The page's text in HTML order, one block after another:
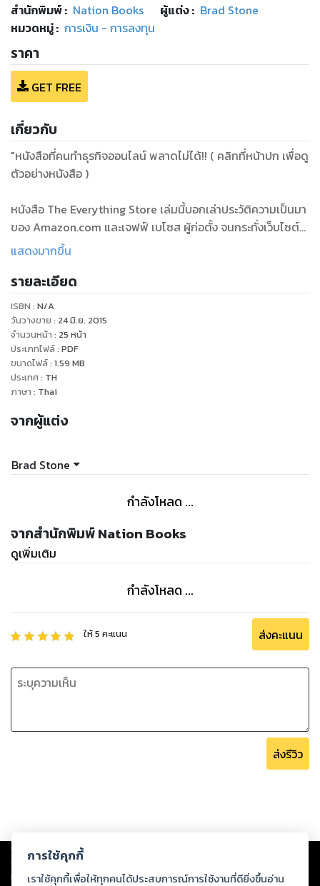
สำนักพิมพ์: Nation Books ผู้แต่ง : Brad Stone
หมวดหมู่: การเงิน - การลงทุน
ราคา
GET FREE
เกี่ยวกับ
"หนังสือที่คนทำธุรกิจออนไลน์ พลาดไม่ได้!! ( คลิกที่หน้าปก เพื่อดู
ตัวอย่างหนังสือ )
หนังสือ The Everything Store เล่มนี้บอกเล่าประวัติความเป็นมา
ของ Amazon.com และเจฟฟ์ เบโซส ผู้ก่อตั้ง จนกระทั่งเว็บไซต์
แห่งนี้กลายเป็นหนึ่งในบริษัทที่ทำรายได้ได้มากที่สุดในโลก The
2013 จากสถาบัน Financial Times and Goldman Sachs อีก
ทั้งยังติดอันดับหนังสือแห่งปีของอีกหลากหลายสถาบัน
ด้วยวิธีการดำเนินเรื่องที่น่าสนใจของผู้เขียน บวกกับบุคลิกอันโดด
เด่นของเจฟฟ์ เบโซส ทำให้หนังสือเล่มนี้มีทั้งสาระและความ
สนุกสนาน อีกทั้งยังได้เห็นวิธีการห้ำหั่นกันทางธุรกิจ และกลยุทธ์
การตลาดอีกหลายรูปแบบ ท่านผู้อ่านที่เคยประทับใจกับหนังสือ
ด้วยประการทั้งปวง
::::::::::::::::::::::::::::::::::::::::::::::::::::::::::::::::::::
Amazon ร้านออนไลน์ ยอดขายหมื่นล้าน!
หากพูดถึง Amazon เชื่อเหลือเกินว่า คุณอาจเคยซื้อของจากร้าน
ออนไลน์แห่งนี้กันบ้าง บางคนคิดว่าเว็บนี้ขายหนังสืออย่างเดียว
ทว่าการเติบโตอย่างรวดเร็วของ Amazon ทำให้ปัจจุบันพวกเขา
ขายสินค้าครอบคลุมอยู่แทบทุกชนิด
เรื่องราวความเป็นมาของ Amazon นับว่าสนุกและชวนติดตาม
เจฟฟ์ เบโซส กับเพื่อนผู้รู้ใจอีกไม่กี่คน ร่วมกันตั้งบริษัท Amazon
ขึ้นในปี 1994 พวกเขาใช้โรงรถภายในบ้านสร้างกิจการขายหนังสือ
ทางออนไลน์ นับเป็นธุรกิจใหม่และท้าทายอย่างยิ่งในช่วงเวลานั้น
พวกเขาต่อสู้ฝ่าฟันจนกิจการเติบโตเป็นที่รู้จัก ทว่าเจฟฟ์ เบโซส ผู้
จะต้องเป็นกิจการที่มีสินค้าอยู่ทุกชนิด
วันนี้ Amazon มียอดขายระดับหมื่นล้าน! มีพนักงานกว่าหนึ่งแสน
หนังสือ Amazon ร้านออนไลน์ ยอดขายหมื่นล้าน! บอกเล่าจุดเริ่ม
ต้นและเส้นทางการก้าวขึ้นมาเป็นร้านค้าปลีกออนไลน์แถวหน้าของ
แสดงมากขึ้น
รายละเอียด
ISBN : N/A
วันวางขาย : 24 มิ.ย. 2015
จำนวนหน้า : 25 หน้า
ประเภทไฟล์: PDF
ขนาดไฟล์: 1.59 MB
ประเทศ: TH
ภาษา : Thai
จากผู้แต่ง
Brad Stone
กำลังโหลด ...
จากสำนักพิมพ์ Nation Books
ดูเพิ่มเติม
กำลังโหลด ...
ให้5 คะแนน ส่งคะแนน
ส่งรีวิว
Copyright © 2026
ต่อผลงานหรือเนื้อหาใดที่อัปโหลดผ่านเว็บไซต์และปรากฏว่าละเมิดสิทธิใน
ทรัพย์สินทางปัญญาของบุคคลอื่นหรือขัดต่อกฎหมายและศีลธรรม ดังนั้น ผู้อ่าน
การใช้คุกกี้
เราใช้คุกกี้เพื่อให้ทุกคนได้ประสบการณ์การใช้งานที่ดียิ่งขึ้นอ่าน